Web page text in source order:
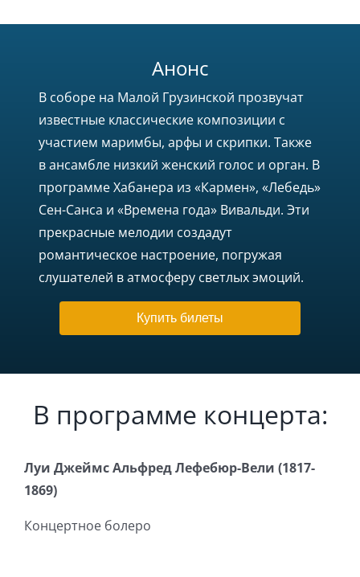
Анонс
В соборе на Малой Грузинской прозвучат
известные классические композиции с
участием маримбы, арфы и скрипки. Также
в ансамбле низкий женский голос и орган. В
программе Хабанера из «Кармен», «Лебедь»
Сен-Санса и «Времена года» Вивальди. Эти
прекрасные мелодии создадут
романтическое настроение, погружая
слушателей в атмосферу светлых эмоций.
Купить билеты
В программе концерта:
Луи Джеймс Альфред Лефебюр-Вели (1817-
1869)
Концертное болеро